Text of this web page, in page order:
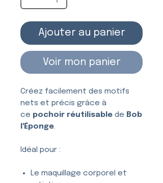
Ajouter au panier
Voir mon panier
Créez facilement des motifs
nets et précis grâce à
ce pochoir réutilisable de Bob
l'Éponge.
Idéal pour :
Le maquillage corporel et